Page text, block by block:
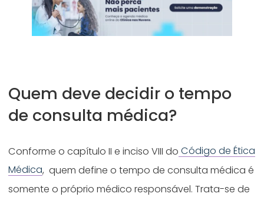
Quem deve decidir o tempo
de consulta médica?
Conforme o capítulo II e inciso VIII do Código de Ética
Médica, quem define o tempo de consulta médica é
somente o próprio médico responsável. Trata-se de